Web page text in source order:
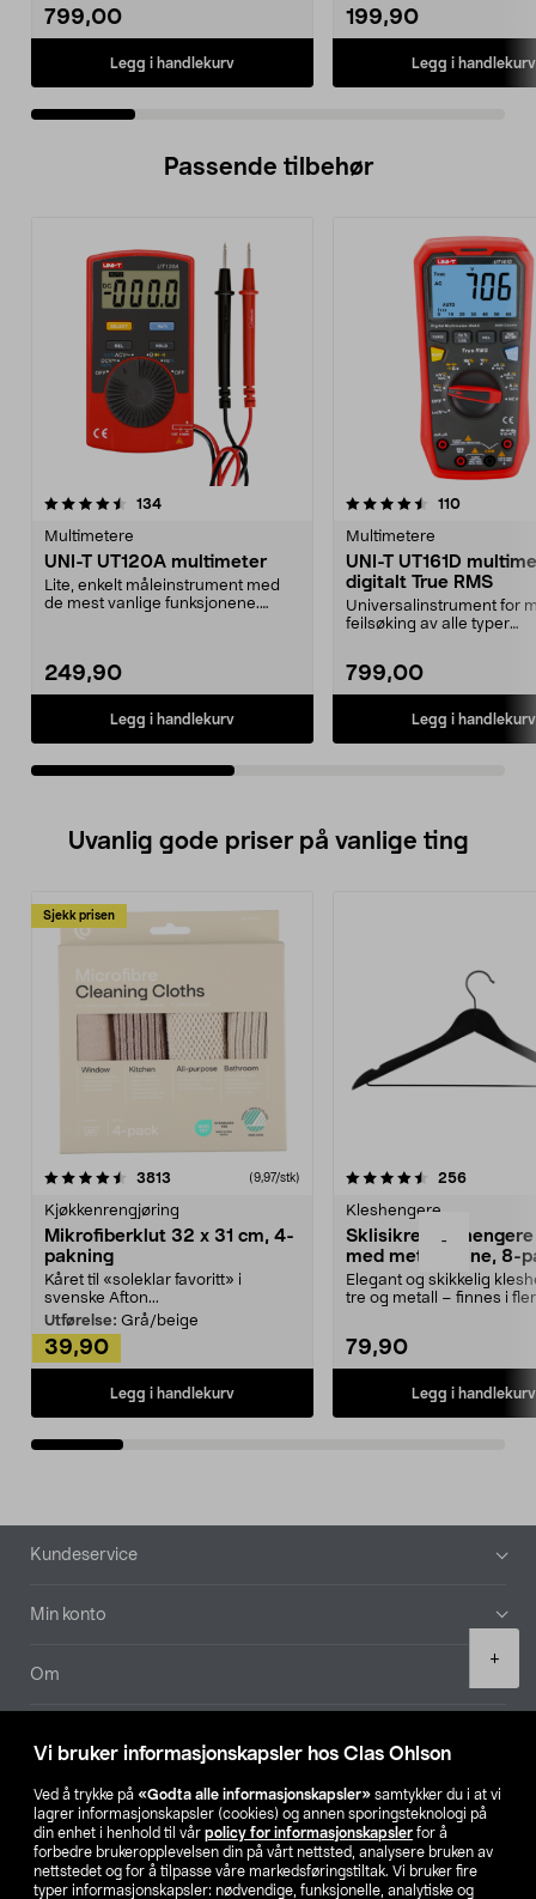
Vi bruker informasjonskapsler hos Clas Ohlson
Ved å trykke på «Godta alle informasjonskapsler» samtykker du i at vi
lagrer informasjonskapsler (cookies) og annen sporingsteknologi på
din enhet i henhold til vår policy for informasjonskapsler for å
forbedre brukeropplevelsen din på vårt nettsted, analysere bruken av
nettstedet og for å tilpasse våre markedsføringstiltak. Vi bruker fire
typer informasjonskapsler: nødvendige, funksjonelle, analytiske og
-
+
799,00
Legg i handlekurv
199,90
Legg i handlekurv
Passende tilbehør
134anmeldelser
Multimetere
UNI-T UT120A multimeter
Lite, enkelt måleinstrument med
de mest vanlige funksjonene.
249,90
Legg i handlekurv
4.5av 5 stjerner 110
Multimetere
UNI-T UT161D
digitalt True RMS
Universalinstrument for
feilsøking av alle typer
799,00
Legg i handlekurv
4.5av 5 stjerner
Uvanlig gode priser på vanlige ting
Sjekk prisen
3813 anmeldelser(9,97/stk)
Kjøkkenrengjøring
Mikrofiberklut 32 x 31 cm, 4-
pakning
Kåret til «soleklar favoritt» i
svenske Afton...
Utførelse: Grå/beige
39,90
Legg i handlekurv
4.5av 5 stjerner 256
Kleshengere
Sklisikre
med metallpinne, 8-
Elegant og skikkelig
tre og metall – finnes i
79,90
Legg i handlekurv
4.5av 5 stjerner
Bunntekst
Kundeservice
Min konto
Om
Våre selskaper
Finn din butikk